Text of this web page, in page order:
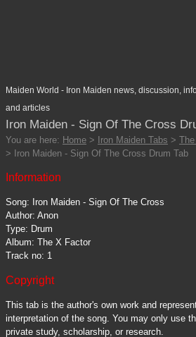
Maiden World - Iron Maiden news, discussion,
and articles
Iron Maiden - Sign Of The Cross
You are here: Home > Iron Maiden Tabs >
> Iron Maiden - Sign Of The Cross Drum Tab
Information
Song: Iron Maiden - Sign Of The Cross
Author: Anon
Type: Drum
Album: The X Factor
Track no: 1
Copyright
This tab is the author's own work and
interpretation of the song. You may only use
private study, scholarship, or research.